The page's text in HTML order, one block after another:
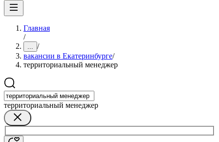
Главная
/
... /
вакансии в Екатеринбурге/
территориальный менеджер
территориальный менеджер